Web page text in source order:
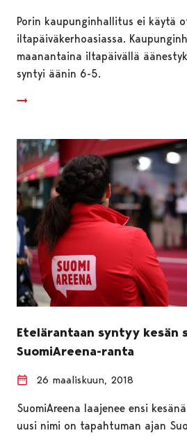
Porin kaupunginhallitus ei käytä
iltapäiväkerhoasiassa.
maanantaina iltapäivällä
syntyi äänin 6-5.
Etelärantaan syntyy kesän
SuomiAreena-ranta
26 maaliskuun, 2018
SuomiAreena laajenee ensi
uusi nimi on tapahtuman ajan